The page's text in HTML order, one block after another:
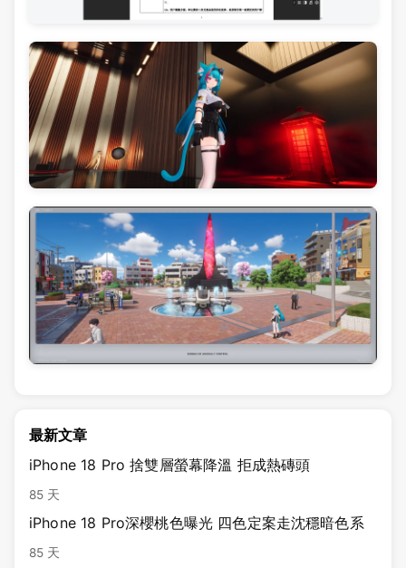
最新文章
iPhone 18 Pro 捨雙層螢幕降溫 拒成熱磚頭
85 天
iPhone 18 Pro深櫻桃色曝光 四色定案走沈穩暗色系
85 天